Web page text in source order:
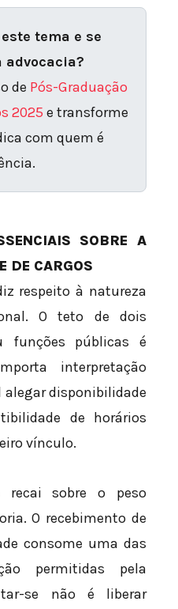
tema e se
advocacia?
de Pós-Graduação
2025 e transforme
com quem é
SOBRE A
DE CARGOS
respeito à natureza
O teto de dois
funções públicas é
interpretação
disponibilidade
de horários
vínculo.
recai sobre o peso
O recebimento de
consome uma das
permitidas pela
se não é liberar